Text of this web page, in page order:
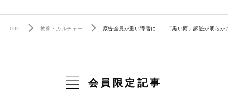
TOP 教養・カルチャー 原告全員が重い障害に……「黒い雨」訴訟が明らか
会員限定記事